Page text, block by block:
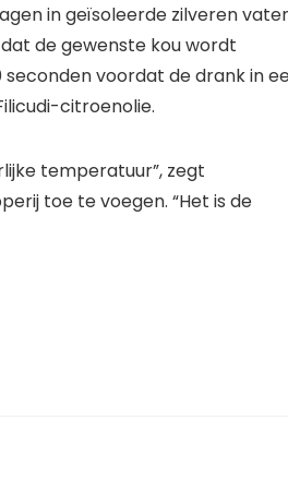
in geïsoleerde zilveren
de gewenste kou wordt
voordat de drank in
citroenolie.
temperatuur”, zegt
toe te voegen. “Het is de